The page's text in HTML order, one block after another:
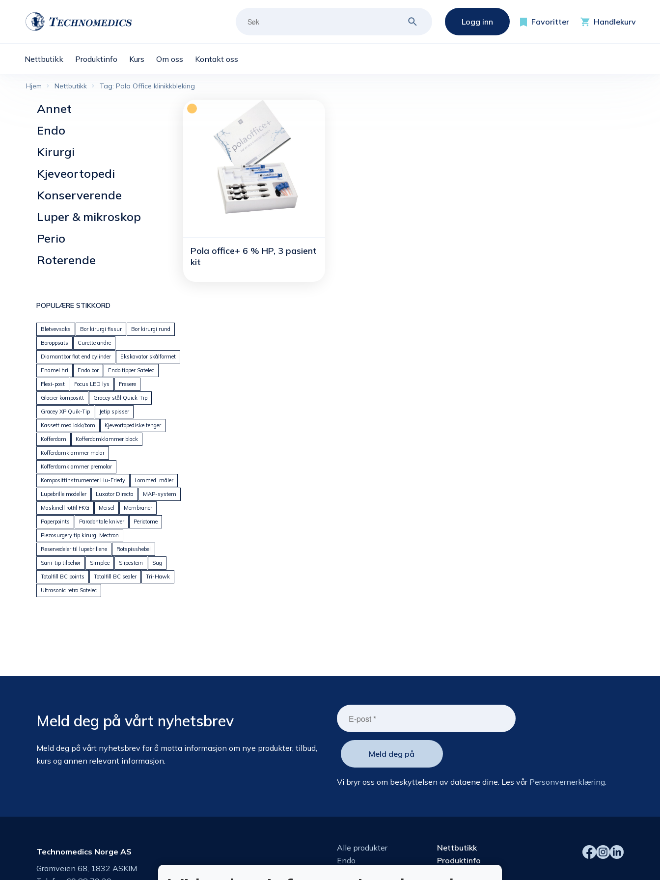
Logg inn Favoritter Handlekurv
Nettbutikk Produktinfo Kurs Om oss Kontakt oss
Hjem Nettbutikk Tag: Pola Office klinikkbleking
Pola office+ 6 % HP, 3 pasient
kit
Annet
Endo
Kirurgi
Kjeveortopedi
Konserverende
Luper & mikroskop
Perio
Roterende
POPULÆRE STIKKORD
Bløtvevsaks Bor kirurgi fissur
Bor kirurgi rund
Boroppsats
Curette andre
Diamantbor flat end cylinder
Ekskavator skålformet
Enamel hri
Endo bor
Endo tipper Satelec
Flexi-post
Focus LED lys
Fresere
Glacier kompositt
Gracey stål Quick-Tip
Gracey XP Quik-Tip
Jetip spisser
Kassett med lokk/bom
Kjeveortopediske tenger
Kofferdam
Kofferdamklammer black
Kofferdamklammer molar
Kofferdamklammer premolar
Komposittinstrumenter Hu-Friedy
Lommed. måler
Lupebrille modeller
Luxator Directa
MAP-system
Maskinell rotfil FKG
Meisel
Membraner
Paperpoints
Parodontale kniver
Periotome
Piezosurgery tip kirurgi Mectron
Reservedeler til lupebrillene
Rotspisshebel
Sani-tip tilbehør
Simplee Slipestein
Sug
Totalfill BC points
Totalfill BC sealer
Tri-Hawk
Ultrasonic retro Satelec
Meld deg på vårt nyhetsbrev
Meld deg på vårt nyhetsbrev for å motta informasjon om nye produkter, tilbud,
kurs og annen relevant informasjon.
Vi bryr oss om beskyttelsen av dataene dine. Les vår Personvernerklæring.
Technomedics Norge AS
Gramveien 68, 1832 ASKIM
Alle produkter
Endo
Nettbutikk
Produktinfo